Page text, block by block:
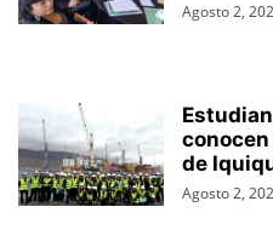
Agosto 2,
de
Agosto 2,